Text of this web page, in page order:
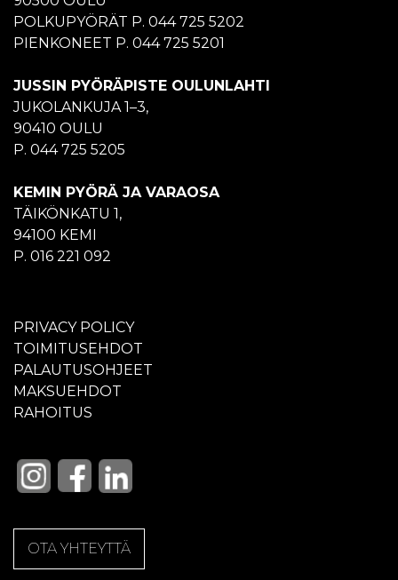
POLKUPYÖRÄT P. 044 725 5202
PIENKONEET P. 044 725 5201
JUSSIN PYÖRÄPISTE OULUNLAHTI
JUKOLANKUJA 1–3,
90410 OULU
P. 044 725 5205
KEMIN PYÖRÄ JA VARAOSA
TÄIKÖNKATU 1,
94100 KEMI
P. 016 221 092
PRIVACY POLICY
TOIMITUSEHDOT
PALAUTUSOHJEET
MAKSUEHDOT
RAHOITUS
OTA YHTEYTTÄ